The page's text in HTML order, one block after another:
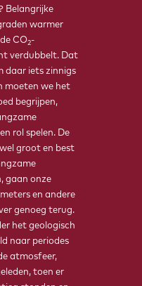
Zo kunnen leerlingen
zelf mee aan de slag.
Belangrijke
warmer
CO2-
verdubbelt. Dat
daar iets zinnigs
moeten we het
begrijpen,
rol spelen. De
groot en best
gaan onze
en andere
genoeg terug.
het geologisch
naar periodes
atmosfeer,
toen er